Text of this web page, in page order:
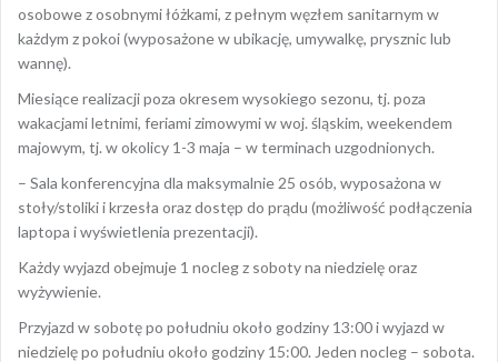
osobowe z osobnymi łóżkami, z pełnym węzłem sanitarnym w
każdym z pokoi (wyposażone w ubikację, umywalkę, prysznic lub
wannę).
Miesiące realizacji poza okresem wysokiego sezonu, tj. poza
wakacjami letnimi, feriami zimowymi w woj. śląskim, weekendem
majowym, tj. w okolicy 1-3 maja – w terminach uzgodnionych.
– Sala konferencyjna dla maksymalnie 25 osób, wyposażona w
stoły/stoliki i krzesła oraz dostęp do prądu (możliwość podłączenia
laptopa i wyświetlenia prezentacji).
Każdy wyjazd obejmuje 1 nocleg z soboty na niedzielę oraz
wyżywienie.
Przyjazd w sobotę po południu około godziny 13:00 i wyjazd w
niedzielę po południu około godziny 15:00. Jeden nocleg – sobota.